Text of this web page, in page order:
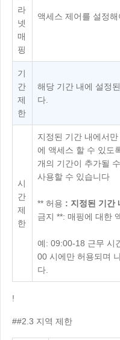
México
Español
South America
Colombia
Español
Argentina
Oceania
Australia
English
Other
Other Regions
English
라
넷
매
핑
액세스 제어를 설정
기
간
제
한
해당 기간 내에 설정
다.
시
간
제
한
지정된 기간 내에서
에 액세스 할 수 있도
개의 기간이 추가될
사용할 수 있습니다
** 허용 : 지정된 기간
금지 **: 매핑에 대한
예: 09:00-18 근무 시
00 시에만 허용되며
다.
!
##2.3 지역 제한